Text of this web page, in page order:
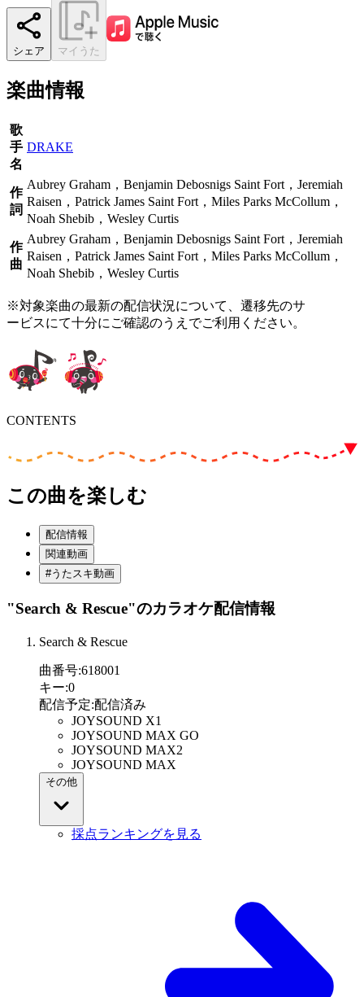
シェア マイうた
楽曲情報
歌
手
名
DRAKE
作
詞
Aubrey Graham，Benjamin Debosnigs Saint Fort，Jeremiah
Raisen，Patrick James Saint Fort，Miles Parks McCollum，
Noah Shebib，Wesley Curtis
作
曲
Aubrey Graham，Benjamin Debosnigs Saint Fort，Jeremiah
Raisen，Patrick James Saint Fort，Miles Parks McCollum，
Noah Shebib，Wesley Curtis
※対象楽曲の最新の配信状況について、遷移先のサ
ービスにて十分にご確認のうえでご利用ください。
CONTENTS
この曲を楽しむ
配信情報
関連動画
#うたスキ動画
"Search & Rescue"のカラオケ配信情報
Search & Rescue
曲番号:618001
キー:0
配信予定:配信済み
JOYSOUND X1
JOYSOUND MAX GO
JOYSOUND MAX2
JOYSOUND MAX
その他
採点ランキングを見る